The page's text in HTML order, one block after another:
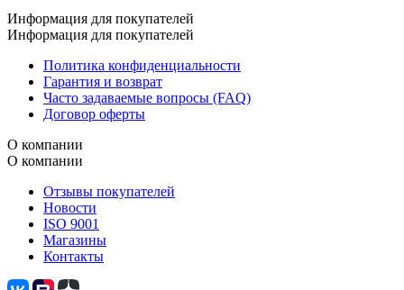
Информация для покупателей
Информация для покупателей
Политика конфиденциальности
Гарантия и возврат
Часто задаваемые вопросы (FAQ)
Договор оферты
О компании
О компании
Отзывы покупателей
Новости
ISO 9001
Магазины
Контакты